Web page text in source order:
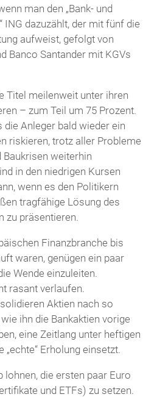
man den „Bank- und
ING dazuzählt, der mit fünf die
aufweist, gefolgt von
Banco Santander mit KGVs
Titel meilenweit unter ihren
– zum Teil um 75 Prozent.
die Anleger bald wieder ein
riskieren, trotz aller Probleme
Baukrisen weiterhin
in den niedrigen Kursen
wenn es den Politikern
tragfähige Lösung des
zu präsentieren.
Finanzbranche bis
waren, genügen ein paar
Wende einzuleiten.
rasant verlaufen.
Aktien nach so
ihn die Bankaktien vorige
eine Zeitlang unter heftigen
„echte“ Erholung einsetzt.
lohnen, die ersten paar Euro
und ETFs) zu setzen.